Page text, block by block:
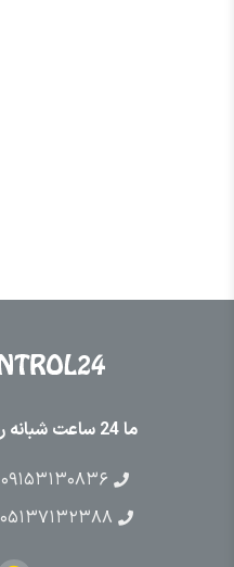
ما 24 ساعت شبانه روز در کنار شما هستیم
۰۹۱۵۳۱۳۰۸۳۶
۰۵۱۳۷۱۳۲۳۸۸